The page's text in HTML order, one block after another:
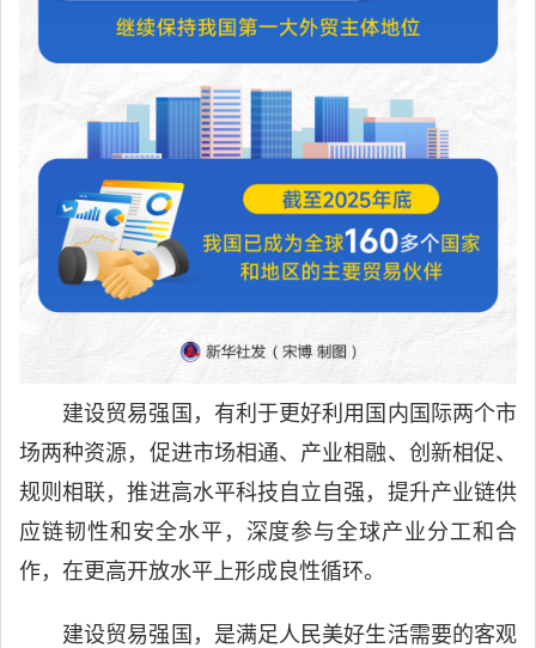
建设贸易强国，有利于更好利用国内国际两个市
场两种资源，促进市场相通、产业相融、创新相促、
规则相联，推进高水平科技自立自强，提升产业链供
应链韧性和安全水平，深度参与全球产业分工和合
作，在更高开放水平上形成良性循环。
建设贸易强国，是满足人民美好生活需要的客观